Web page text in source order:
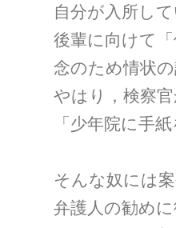
自分が入所し
後輩に向けて
念のため情状
やはり，検察官
「少年院に手
そんな奴には
弁護人の勧めに